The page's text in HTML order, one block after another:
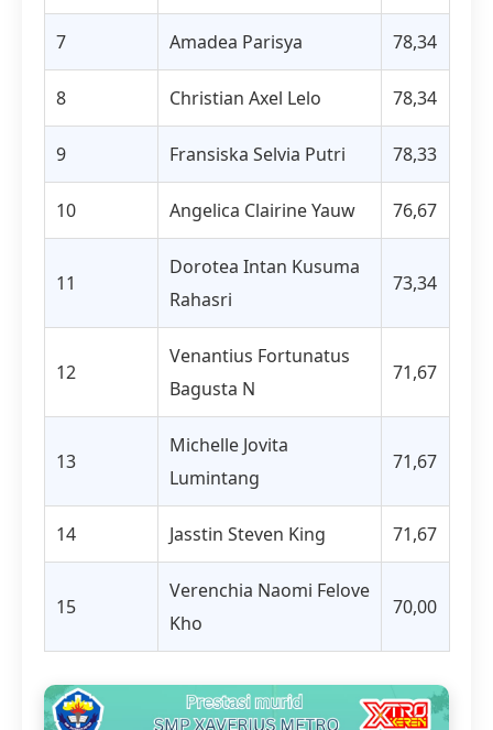
7 Amadea Parisya 78,34
8 Christian Axel Lelo 78,34
9 Fransiska Selvia Putri 78,33
10 Angelica Clairine Yauw 76,67
11
Dorotea Intan Kusuma
Rahasri
73,34
12
Venantius Fortunatus
Bagusta N
71,67
13
Michelle Jovita
Lumintang
71,67
14 Jasstin Steven King 71,67
15
Verenchia Naomi Felove
Kho
70,00